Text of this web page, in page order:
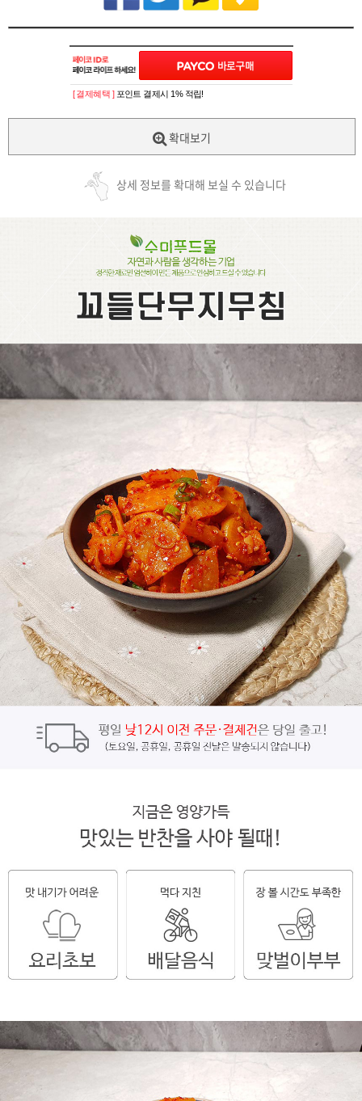
PAYCO 바로
[ 결제혜택 ] 포인트 결제시 1% 적립!
확대보기
상세 정보를 확대해 보실 수 있습니다